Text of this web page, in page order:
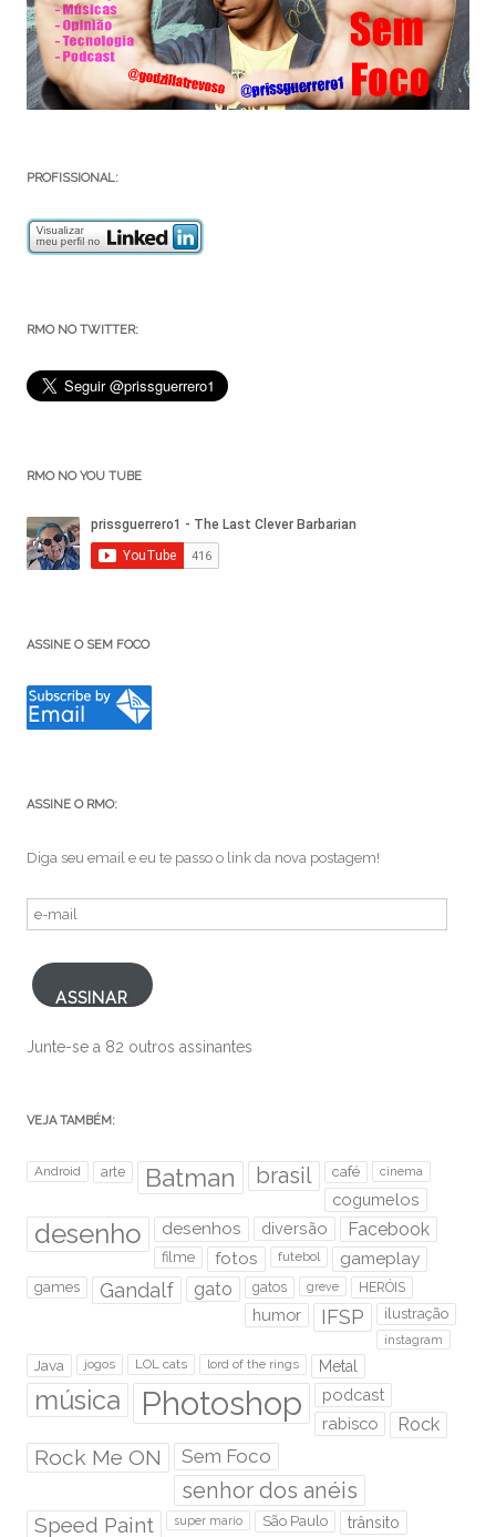
PROFISSIONAL:
RMO NO TWITTER:
RMO NO YOU TUBE
ASSINE O SEM FOCO
ASSINE O RMO:
Diga seu email e eu te passo o link da nova postagem!
e-
ASSINAR
Junte-se a 82 outros assinantes
VEJA TAMBÉM:
Android arte Batman brasil café cinema
cogumelos
desenho desenhos diversão Facebook
filme fotos futebol gameplay
games Gandalf gato gatos greve HERÓIS
humor IFSP ilustração
instagram
Java jogos LOL cats lord of the rings Metal
música Photoshop
podcast
rabisco
Rock
Rock Me ON Sem Foco
senhor dos anéis
Speed Paint super mario São Paulo trânsito